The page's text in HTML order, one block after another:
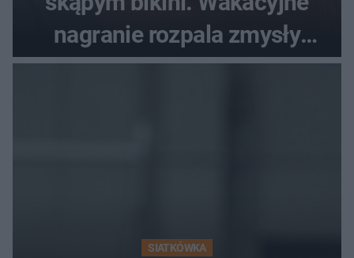
nagranie rozpala zmysły
fanów
SIATKÓWKA